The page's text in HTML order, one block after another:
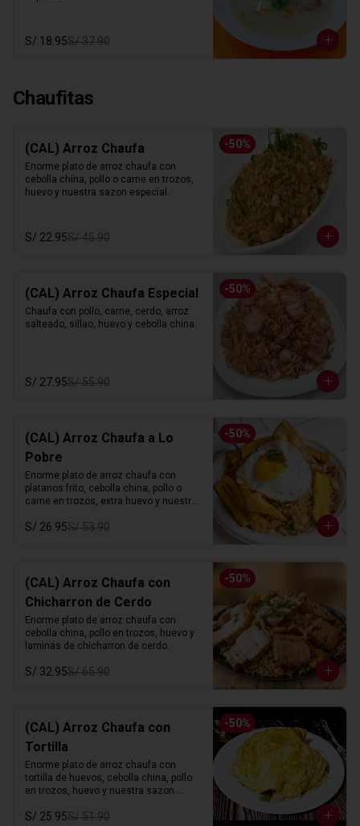
S/ 18.95S/ 37.90
Chaufitas
-50%
(CAL) Arroz Chaufa
Enorme plato de arroz chaufa con
cebolla china, pollo o carne en trozos,
huevo y nuestra sazon especial.
S/ 22.95S/ 45.90
-50%
(CAL) Arroz Chaufa Especial
Chaufa con pollo, carne, cerdo, arroz
salteado, sillao, huevo y cebolla china.
S/ 27.95S/ 55.90
-50%
(CAL) Arroz Chaufa a Lo
Pobre
Enorme plato de arroz chaufa con
platanos frito, cebolla china, pollo o
carne en trozos, extra huevo y nuestra
S/ 26.95S/ 53.90
-50%
(CAL) Arroz Chaufa con
Chicharron de Cerdo
Enorme plato de arroz chaufa con
cebolla china, pollo en trozos, huevo y
laminas de chicharron de cerdo.
S/ 32.95S/ 65.90
-50%
(CAL) Arroz Chaufa con
Tortilla
Enorme plato de arroz chaufa con
tortilla de huevos, cebolla china, pollo
en trozos, huevo y nuestra sazon
S/ 25.95S/ 51.90